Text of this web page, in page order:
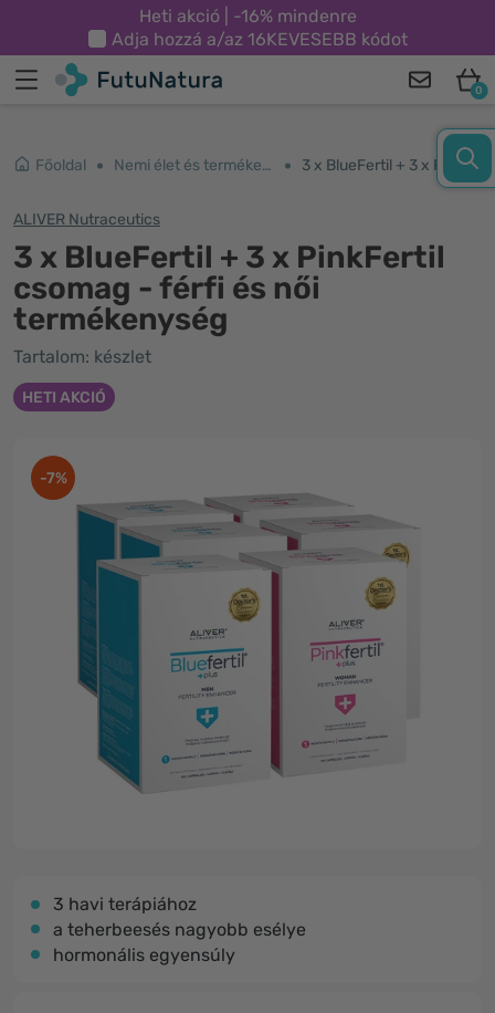
Heti akció | -16% mindenre
Adja hozzá a/az 16KEVESEBB kódot
0
Főoldal Nemi élet és termékenység 3 x BlueFertil + 3 x PinkFertil csomag - férfi és női termékenység
ALIVER Nutraceutics
3 x BlueFertil + 3 x PinkFertil
csomag - férfi és női
termékenység
Tartalom: készlet
HETI AKCIÓ
-7%
3 havi terápiához
a teherbeesés nagyobb esélye
hormonális egyensúly